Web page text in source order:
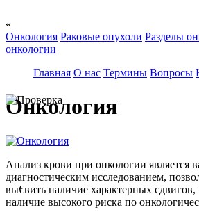
«
Онкология Раковые опухоли Разделы
онкологии
Главная О нас Термины Вопросы
Онкология
Анализ крови при онкологии является
диагностическим исследованием,
вы€вить наличие характерных сдвигов,
наличие высокого риска по